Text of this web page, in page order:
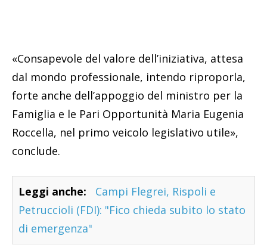
«Consapevole del valore dell’iniziativa, attesa
dal mondo professionale, intendo riproporla,
forte anche dell’appoggio del ministro per la
Famiglia e le Pari Opportunità Maria Eugenia
Roccella, nel primo veicolo legislativo utile»,
conclude.
Leggi anche:
Campi Flegrei, Rispoli e
Petruccioli (FDI): "Fico chieda subito lo stato
di emergenza"